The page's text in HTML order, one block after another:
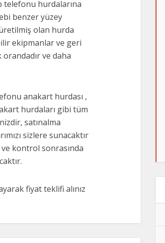
telefonu hurdalarına
benzer yüzey
olan hurda
ekipmanlar ve geri
ve daha
anakart hurdası ,
hurdaları gibi tüm
satınalma
sizlere sunacaktır
kontrol sonrasında
fiyat teklifi alınız